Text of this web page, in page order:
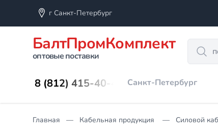
г Санкт-Петербург
БалтПромКомплект
оптовые поставки
Search
8 (812) 415-40-45 Санкт-Петербург
Главная Кабельная продукция Силовой